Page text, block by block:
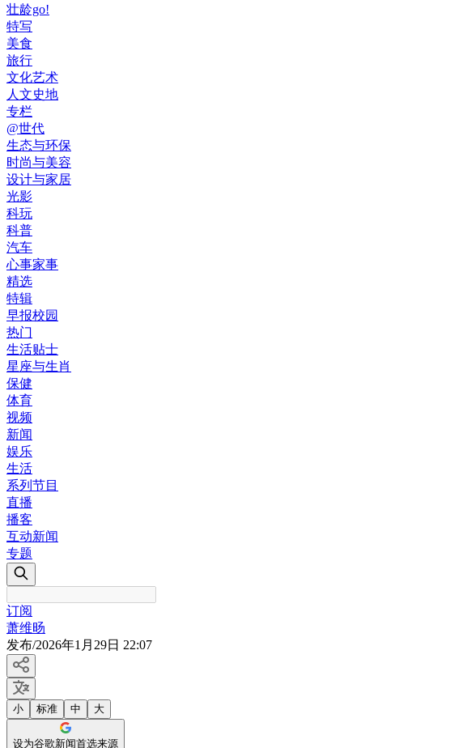
壮龄go!
特写
美食
旅行
文化艺术
人文史地
专栏
@世代
生态与环保
时尚与美容
设计与家居
光影
科玩
科普
汽车
心事家事
精选
特辑
早报校园
热门
生活贴士
星座与生肖
保健
体育
视频
新闻
娱乐
生活
系列节目
直播
播客
互动新闻
专题
订阅
萧维旸
发布/2026年1月29日 22:07
小 标准 中 大
设为谷歌新闻首选来源